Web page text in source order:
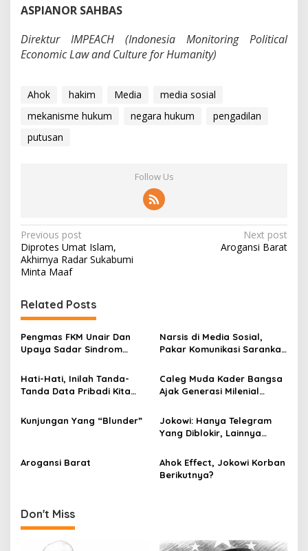
ASPIANOR SAHBAS
Direktur IMPEACH (Indonesia Monitoring Political
Economic Law and Culture for Humanity)
Ahok hakim Media
media sosial
mekanisme hukum
negara hukum
pengadilan
putusan
Follow Us
P
o
s
t
n
a
v
i
g
t
o
Previous post
Diprotes Umat Islam,
Akhirnya Radar Sukabumi
Minta Maaf
Next post
Arogansi Barat
Related Posts
Pengmas FKM Unair Dan
Upaya Sadar Sindrom
Narsis di Media Sosial,
Pakar Komunikasi Sarankan
Hati-Hati, Inilah Tanda-
Tanda Data Pribadi Kita
Caleg Muda Kader Bangsa
Ajak Generasi Milenial
Indonesia
Kunjungan Yang “Blunder”
Jokowi: Hanya Telegram
Yang Diblokir, Lainnya
Arogansi Barat
Ahok Effect, Jokowi Korban
Berikutnya?
Don't Miss